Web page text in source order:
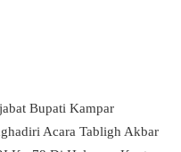
Bupati Kampar
Acara Tabligh Akbar